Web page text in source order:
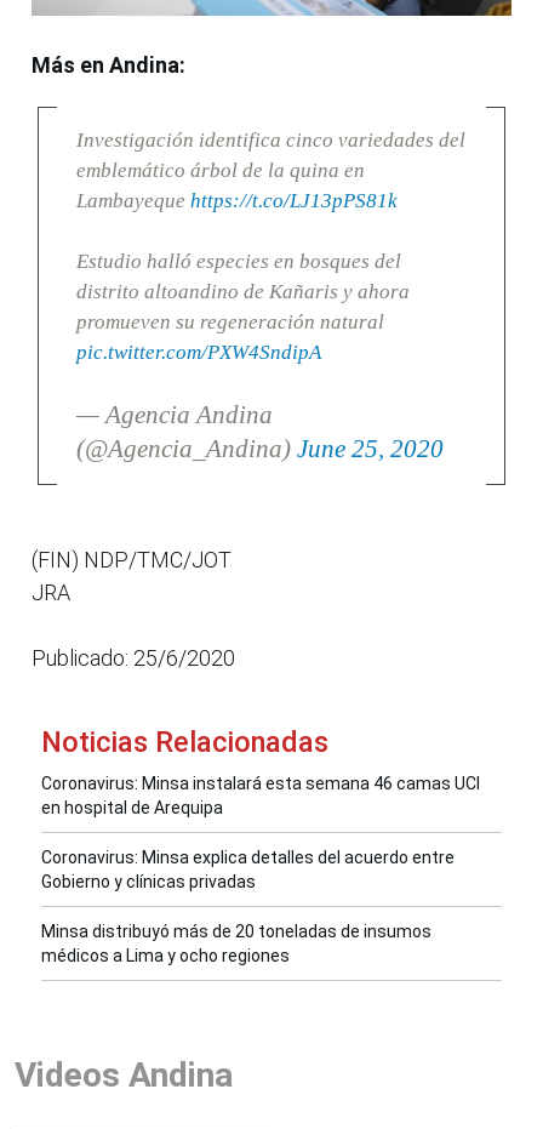
Más en Andina:
Investigación identifica cinco variedades del
emblemático árbol de la quina en
Lambayeque https://t.co/LJ13pPS81k
Estudio halló especies en bosques del
distrito altoandino de Kañaris y ahora
promueven su regeneración natural
pic.twitter.com/PXW4SndipA
— Agencia Andina
(@Agencia_Andina) June 25, 2020
(FIN) NDP/TMC/JOT
JRA
Publicado: 25/6/2020
Noticias Relacionadas
Coronavirus: Minsa instalará esta semana 46 camas UCI
en hospital de Arequipa
Coronavirus: Minsa explica detalles del acuerdo entre
Gobierno y clínicas privadas
Minsa distribuyó más de 20 toneladas de insumos
médicos a Lima y ocho regiones
Videos Andina